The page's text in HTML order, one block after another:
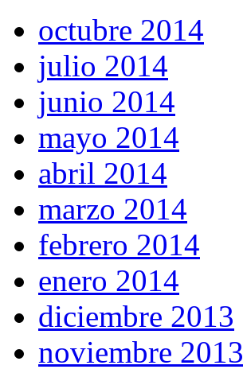
octubre 2014
julio 2014
junio 2014
mayo 2014
abril 2014
marzo 2014
febrero 2014
enero 2014
diciembre 2013
noviembre 2013